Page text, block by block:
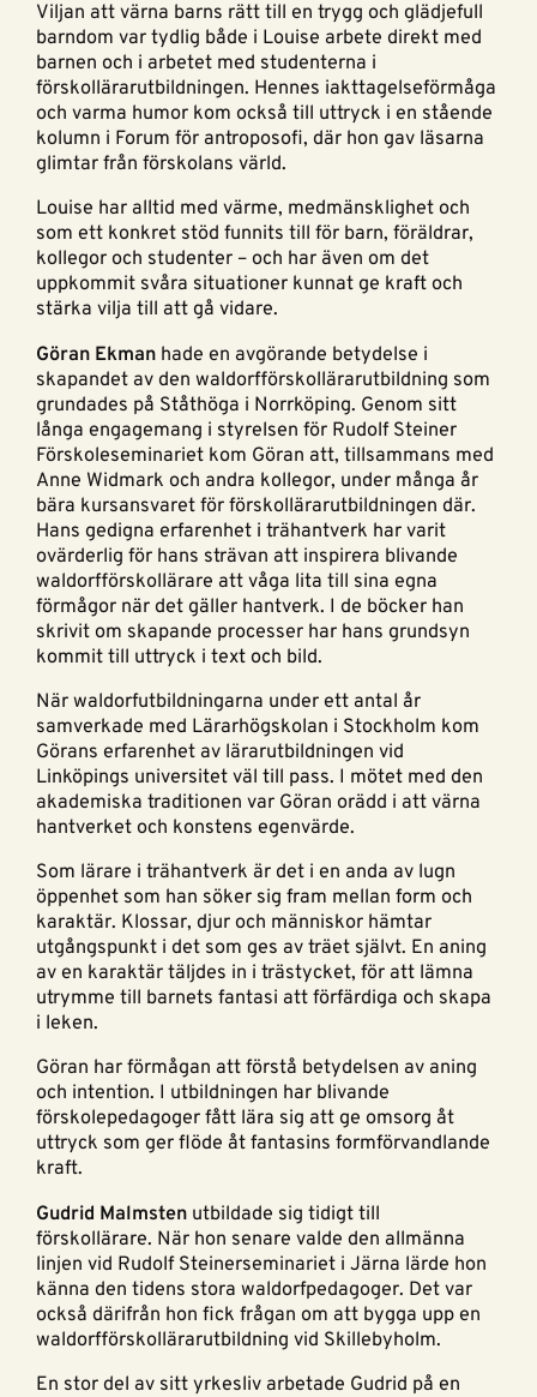
Viljan att värna barns rätt till en trygg och glädjefull
barndom var tydlig både i Louise arbete direkt med
barnen och i arbetet med studenterna i
förskollärarutbildningen. Hennes iakttagelseförmåga
och varma humor kom också till uttryck i en stående
kolumn i Forum för antroposofi, där hon gav läsarna
glimtar från förskolans värld.
Louise har alltid med värme, medmänsklighet och
som ett konkret stöd funnits till för barn, föräldrar,
kollegor och studenter – och har även om det
uppkommit svåra situationer kunnat ge kraft och
stärka vilja till att gå vidare.
Göran Ekman hade en avgörande betydelse i
skapandet av den waldorfförskollärarutbildning som
grundades på Ståthöga i Norrköping. Genom sitt
långa engagemang i styrelsen för Rudolf Steiner
Förskoleseminariet kom Göran att, tillsammans med
Anne Widmark och andra kollegor, under många år
bära kursansvaret för förskollärarutbildningen där.
Hans gedigna erfarenhet i trähantverk har varit
ovärderlig för hans strävan att inspirera blivande
waldorfförskollärare att våga lita till sina egna
förmågor när det gäller hantverk. I de böcker han
skrivit om skapande processer har hans grundsyn
kommit till uttryck i text och bild.
När waldorfutbildningarna under ett antal år
samverkade med Lärarhögskolan i Stockholm kom
Görans erfarenhet av lärarutbildningen vid
Linköpings universitet väl till pass. I mötet med den
akademiska traditionen var Göran orädd i att värna
hantverket och konstens egenvärde.
Som lärare i trähantverk är det i en anda av lugn
öppenhet som han söker sig fram mellan form och
karaktär. Klossar, djur och människor hämtar
utgångspunkt i det som ges av träet självt. En aning
av en karaktär täljdes in i trästycket, för att lämna
utrymme till barnets fantasi att förfärdiga och skapa
i leken.
Göran har förmågan att förstå betydelsen av aning
och intention. I utbildningen har blivande
förskolepedagoger fått lära sig att ge omsorg åt
uttryck som ger flöde åt fantasins formförvandlande
kraft.
Gudrid Malmsten utbildade sig tidigt till
förskollärare. När hon senare valde den allmänna
linjen vid Rudolf Steinerseminariet i Järna lärde hon
känna den tidens stora waldorfpedagoger. Det var
också därifrån hon fick frågan om att bygga upp en
waldorfförskollärarutbildning vid Skillebyholm.
En stor del av sitt yrkesliv arbetade Gudrid på en